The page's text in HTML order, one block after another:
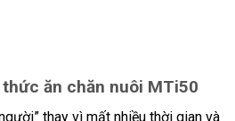
ăn chăn nuôi MTi50
thay vì mất nhiều thời gian và